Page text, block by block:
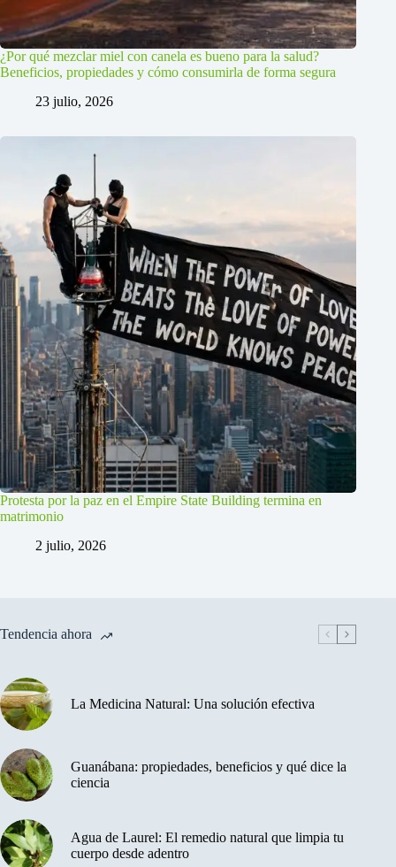
¿Por qué mezclar miel con canela es bueno para la salud?
Beneficios, propiedades y cómo consumirla de forma segura
23 julio, 2026
Protesta por la paz en el Empire State Building termina en
matrimonio
2 julio, 2026
Tendencia ahora
La Medicina Natural: Una solución efectiva
Guanábana: propiedades, beneficios y qué dice la
ciencia
Agua de Laurel: El remedio natural que limpia tu
cuerpo desde adentro